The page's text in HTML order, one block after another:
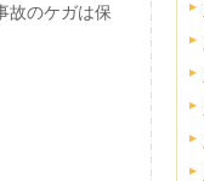
故のケガは保